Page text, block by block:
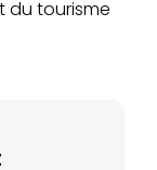
du tourisme